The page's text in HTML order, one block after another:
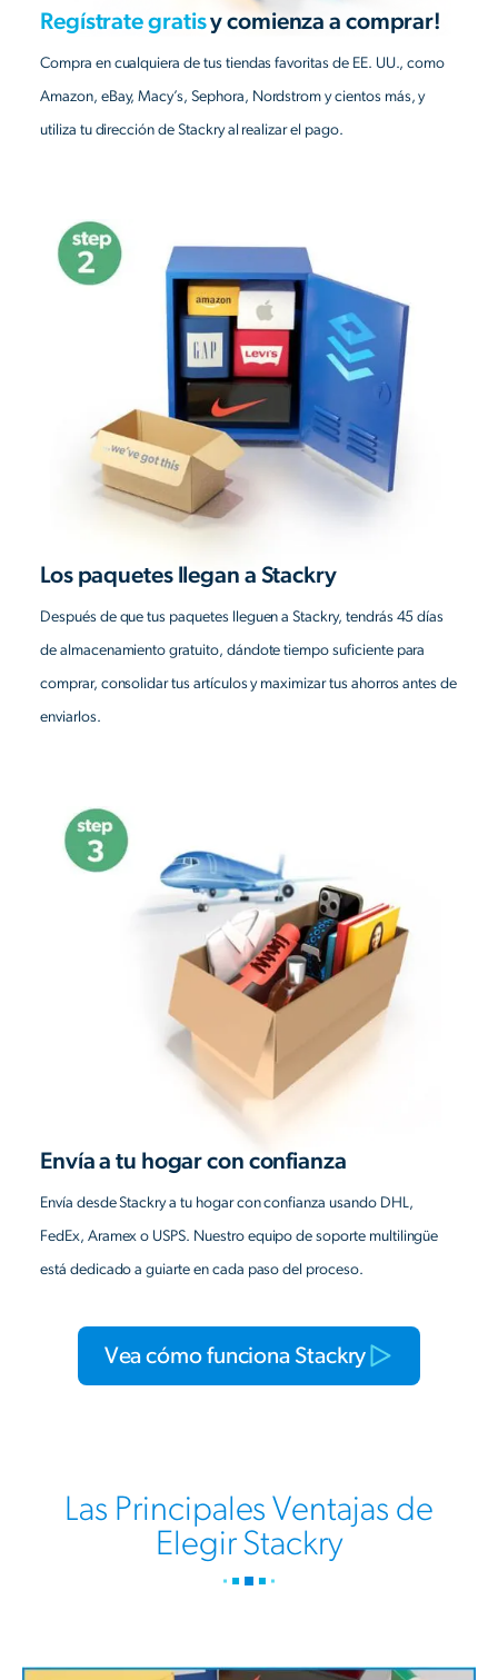
Regístrate gratisy comienza a comprar!
Compra en cualquiera de tus tiendas favoritas de EE. UU., como
Amazon, eBay, Macy’s, Sephora, Nordstrom y cientos más, y
utiliza tu dirección de Stackry al realizar el pago.
Los paquetes llegan a Stackry
Después de que tus paquetes lleguen a Stackry, tendrás 45 días
de almacenamiento gratuito, dándote tiempo suficiente para
comprar, consolidar tus artículos y maximizar tus ahorros antes de
enviarlos.
Envía a tu hogar con confianza
Envía desde Stackry a tu hogar con confianza usando DHL,
FedEx, Aramex o USPS. Nuestro equipo de soporte multilingüe
está dedicado a guiarte en cada paso del proceso.
Vea cómo funciona Stackry
Las Principales Ventajas de
Elegir Stackry